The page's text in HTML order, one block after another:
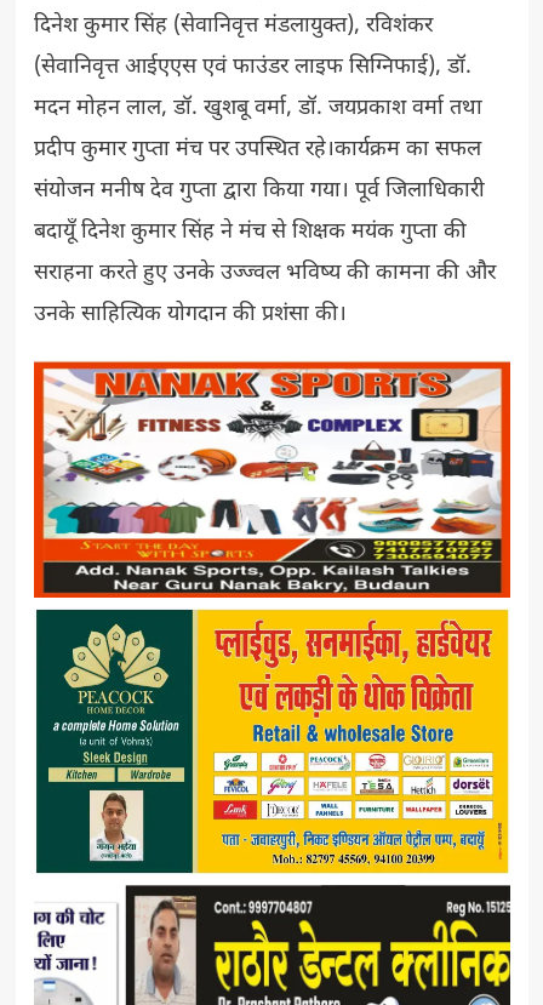
दिनेश कुमार सिंह (सेवानिवृत्त मंडलायुक्त), रविशंकर
(सेवानिवृत्त आईएएस एवं फाउंडर लाइफ सिग्निफाई), डॉ.
मदन मोहन लाल, डॉ. खुशबू वर्मा, डॉ. जयप्रकाश वर्मा तथा
प्रदीप कुमार गुप्ता मंच पर उपस्थित रहे।कार्यक्रम का सफल
संयोजन मनीष देव गुप्ता द्वारा किया गया। पूर्व जिलाधिकारी
बदायूँ दिनेश कुमार सिंह ने मंच से शिक्षक मयंक गुप्ता की
सराहना करते हुए उनके उज्ज्वल भविष्य की कामना की और
उनके साहित्यिक योगदान की प्रशंसा की।